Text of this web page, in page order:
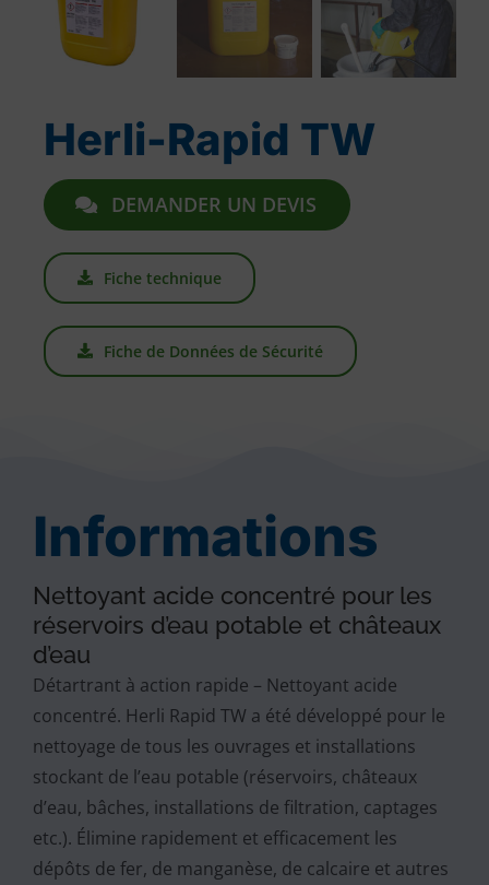
Herli-Rapid TW
DEMANDER UN DEVIS
Fiche technique
Fiche de Données de Sécurité
Informations
Nettoyant acide concentré pour les
réservoirs d’eau potable et châteaux
d’eau
Détartrant à action rapide – Nettoyant acide
concentré. Herli Rapid TW a été développé pour le
nettoyage de tous les ouvrages et installations
stockant de l’eau potable (réservoirs, châteaux
d’eau, bâches, installations de filtration, captages
etc.). Élimine rapidement et efficacement les
dépôts de fer, de manganèse, de calcaire et autres